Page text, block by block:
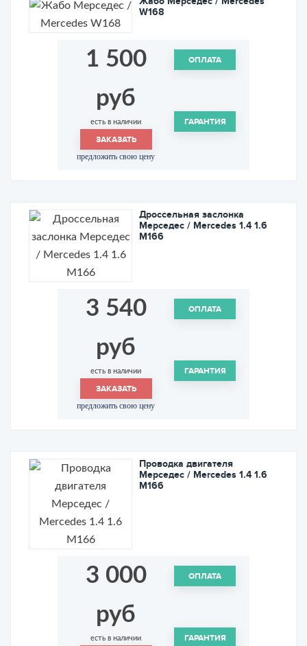
W168
1 500
руб
есть в наличии
ЗАКАЗАТЬ
предложить свою цену
ОПЛАТА
ГАРАНТИЯ
Дроссельная заслонка
Мерседес / Mercedes 1.4 1.6
M166
3 540
руб
есть в наличии
ЗАКАЗАТЬ
предложить свою цену
ОПЛАТА
ГАРАНТИЯ
Проводка двигателя
Мерседес / Mercedes 1.4 1.6
M166
3 000
руб
есть в наличии
ОПЛАТА
ГАРАНТИЯ